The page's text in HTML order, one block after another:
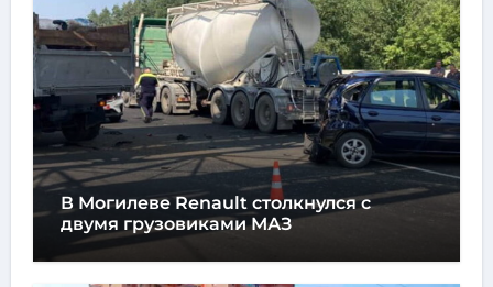
В Могилеве Renault столкнулся с
двумя грузовиками МАЗ